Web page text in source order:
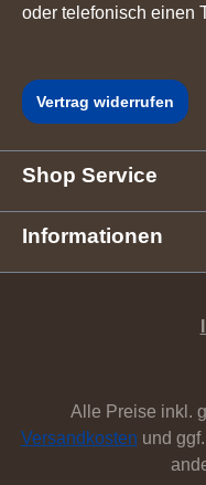
oder telefonisch einen
Vertrag widerrufen
Shop Service
Informationen
Alle Preise inkl.
Versandkosten und